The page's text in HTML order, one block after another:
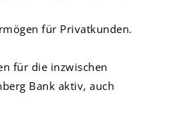
für Privatkunden.
für die inzwischen
Bank aktiv, auch